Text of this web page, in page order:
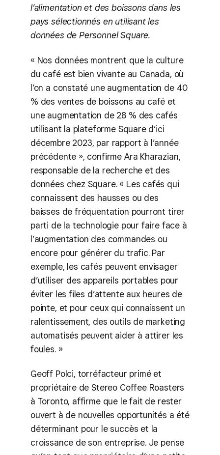
l’alimentation et des boissons dans les
pays sélectionnés en utilisant les
données de Personnel Square.
« Nos données montrent que la culture
du café est bien vivante au Canada, où
l’on a constaté une augmentation de 40
% des ventes de boissons au café et
une augmentation de 28 % des cafés
utilisant la plateforme Square d’ici
décembre 2023, par rapport à l’année
précédente », confirme Ara Kharazian,
responsable de la recherche et des
données chez Square. « Les cafés qui
connaissent des hausses ou des
baisses de fréquentation pourront tirer
parti de la technologie pour faire face à
l’augmentation des commandes ou
encore pour générer du trafic. Par
exemple, les cafés peuvent envisager
d’utiliser des appareils portables pour
éviter les files d’attente aux heures de
pointe, et pour ceux qui connaissent un
ralentissement, des outils de marketing
automatisés peuvent aider à attirer les
foules. »
Geoff Polci, torréfacteur primé et
propriétaire de Stereo Coffee Roasters
à Toronto, affirme que le fait de rester
ouvert à de nouvelles opportunités a été
déterminant pour le succès et la
croissance de son entreprise. Je pense